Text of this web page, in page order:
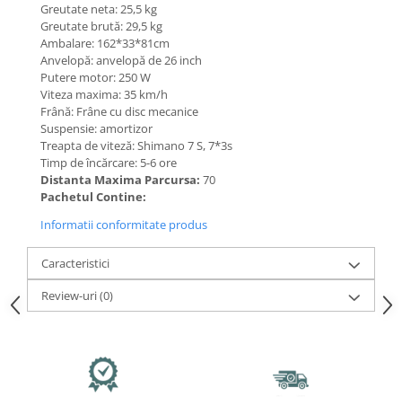
Prize de încărcare
Cabluri pentru baterii
Componente baterii
Localizatoare GPS
Mecanică
Furci / mânere principale &
secundare
Pliere, pasadores & tije
Crickuri / suporturi parcare
Suspensii & amortizoare
Rulmenți
Transmisii & lanțuri
Claxoane / sonerii (timbres)
Frâne
Plăcuțe de frână
Greutate neta: 25,5 kg
Greutate brută: 29,5 kg
Ambalare: 162*33*81cm
Anvelopă: anvelopă de 26 inch
Putere motor: 250 W
Viteza maxima: 35 km/h
Frână: Frâne cu disc mecanice
Suspensie: amortizor
Treapta de viteză: Shimano 7 S, 7*3s
Timp de încărcare: 5-6 ore
Distanta Maxima Parcursa: 70
Pachetul Contine:
Informatii conformitate produs
Caracteristici
Review-uri(0)